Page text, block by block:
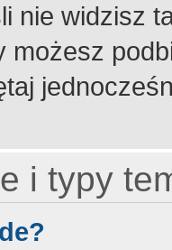
nie widzisz
możesz
i typy